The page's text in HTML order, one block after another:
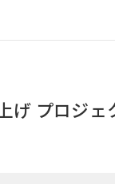
げ プロジェ